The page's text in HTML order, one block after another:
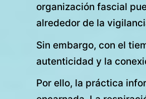
organización fascial
alrededor de la
Sin embargo, con el
autenticidad y la
Por ello, la práctica